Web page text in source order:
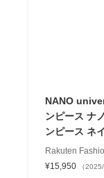
NANO
ンピース ナ
ンピース ネ
Rakuten
¥15,950
（